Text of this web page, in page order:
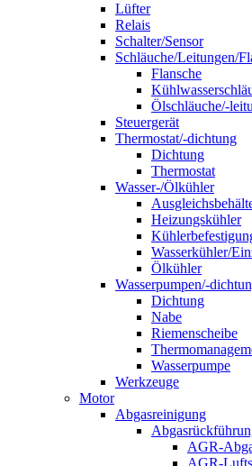
Lüfter
Relais
Schalter/Sensor
Schläuche/Leitungen/
Flansche
Ölschläuche/-
Steuergerät
Thermostat/-dichtung
Dichtung
Thermostat
Wasser-/Ölkühler
Heizungskühler
Wasserkühler/
Ölkühler
Wasserpumpen/-
Dichtung
Nabe
Riemenscheibe
Wasserpumpe
Werkzeuge
Motor
Abgasreinigung
AGR-
AGR-